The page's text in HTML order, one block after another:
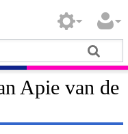
Apie van de